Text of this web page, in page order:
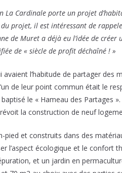
La Cardinale porte un projet
du projet, il est intéressant de
de Muret a déjà eu l’idée de
de « siècle de profit déchaîné ! »
avaient l’habitude de partager des
de leur point commun était le
le « Hameau des Partages
la construction de neuf
et construits dans des
l’aspect écologique et le confort
et un jardin en